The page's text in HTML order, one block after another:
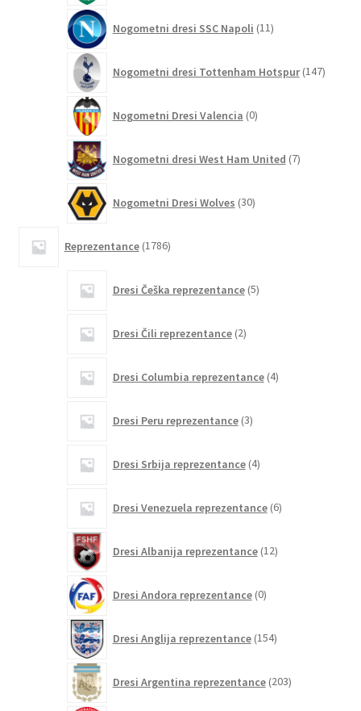
Nogometni dresi SSC Napoli 11izdelkov
Nogometni dresi Tottenham Hotspur 147
Nogometni Dresi Valencia 0izdelkov
Nogometni dresi West Ham United 7izdelkov
Nogometni Dresi Wolves 30izdelkov
Reprezentance 1786izdelkov
Dresi Češka reprezentance 5izdelkov
Dresi Čili reprezentance 2izdelka
Dresi Columbia reprezentance 4izdelki
Dresi Peru reprezentance 3izdelki
Dresi Srbija reprezentance 4izdelki
Dresi Venezuela reprezentance 6izdelkov
Dresi Albanija reprezentance 12izdelkov
Dresi Andora reprezentance 0izdelkov
Dresi Anglija reprezentance 154izdelkov
Dresi Argentina reprezentance 203izdelki